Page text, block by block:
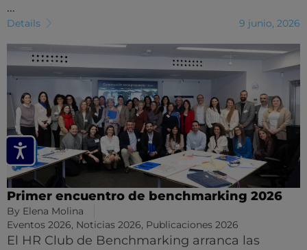
…
Details 9 junio, 2026
Primer encuentro de benchmarking 2026
By Elena Molina
Eventos 2026, Noticias 2026, Publicaciones 2026
El HR Club de Benchmarking arranca las